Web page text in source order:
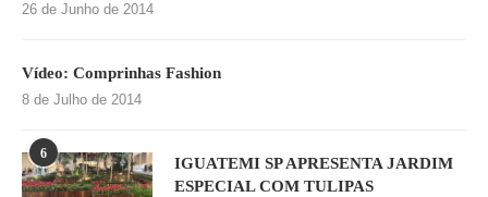
26 de Junho de 2014
Vídeo: Comprinhas Fashion
8 de Julho de 2014
6
IGUATEMI SP APRESENTA JARDIM
ESPECIAL COM TULIPAS